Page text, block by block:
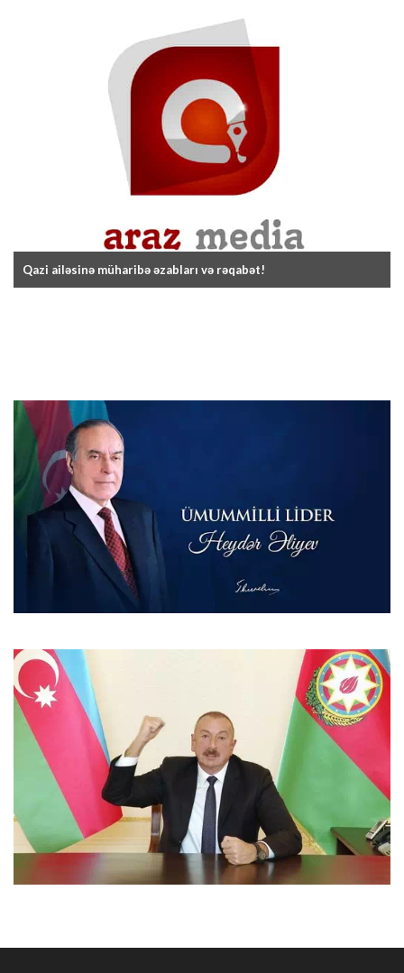
Qazi ailəsinə müharibə əzabları və rəqabət!